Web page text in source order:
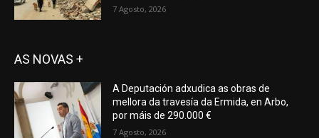
7 Agosto, 2026
AS NOVAS +
A Deputación adxudica as obras de
mellora da travesía da Ermida, en Arbo,
por máis de 290.000 €
7 Agosto, 2026